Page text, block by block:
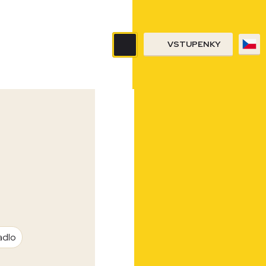
VSTUPENKY